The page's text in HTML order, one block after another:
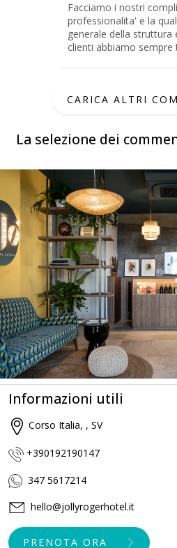
La selezione dei
Facciamo i nostri
professionalita' e la
generale della struttura
clienti abbiamo sempre
CARICA ALTRI
Informazioni utili
Corso Italia, , SV
+390192190147
347 5617214
hello@jollyrogerhotel.it
PRENOTA ORA